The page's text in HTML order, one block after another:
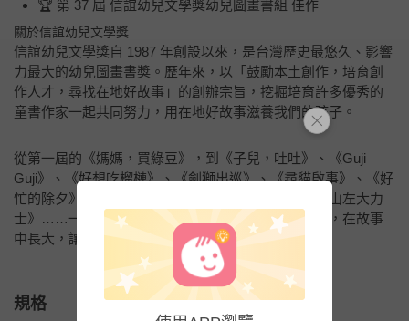
🏆 第 37 屆 信誼幼兒文學獎幼兒圖畫書組 佳作
關於信誼幼兒文學獎
信誼幼兒文學獎自 1987 年創設以來，是台灣歷史最悠久、影響
力最大的幼兒圖畫書獎。歷年來，以「鼓勵本土創作，培育創
作人才，尋找在地好故事」的創辦宗旨，挖掘培育許多優秀的
童書作家一起共同努力，用在地好故事滋養我們的孩子。
從第一屆的《媽媽，買綠豆》，到《子兒，吐吐》、《Guji
Guji》、《好想吃榴槤》、《劍獅出巡》、《尋貓啟事》、《好
忙的除夕》、《企鵝演奏會》、《小威的眼睛》、《山左大力
士》……一本一本原創經典好書，陪伴著我們的孩子，在故事
中長大，讓孩子成為有自信、認同自己文化的人。
規格